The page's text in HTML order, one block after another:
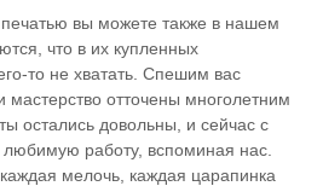
печатью вы можете также в нашем
что в их купленных
то не хватать. Спешим вас
мастерство отточены многолетним
остались довольны, и сейчас с
любимую работу, вспоминая нас.
мелочь, каждая царапинка